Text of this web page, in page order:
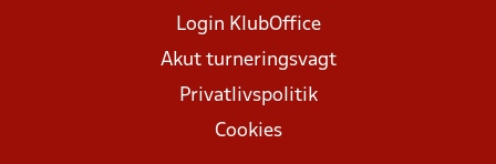
Login KlubOffice
Akut turneringsvagt
Privatlivspolitik
Cookies